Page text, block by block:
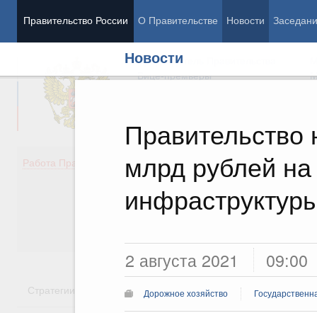
Правительство России О Правительстве Новости
Новости
Правительство
млрд рублей
2 августа 2021 09:00
Дорожное хозяйство
Председатель Правительства
Вице-премьеры
Работа Правительства
Демография
Здоровье
Культура
Стратегии Государственные программы